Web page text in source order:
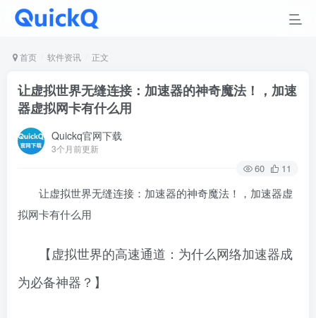
首页 软件资讯 正文
让虚拟世界无缝连接：加速器的神奇魔法！，加速
器虚拟网卡有什么用
Quickq官网下载
3个月前更新
60 11
让虚拟世界无缝连接：加速器的神奇魔法！，加速器虚
拟网卡有什么用
【虚拟世界的高速通道：为什么网络加速器成
为必备神器？】